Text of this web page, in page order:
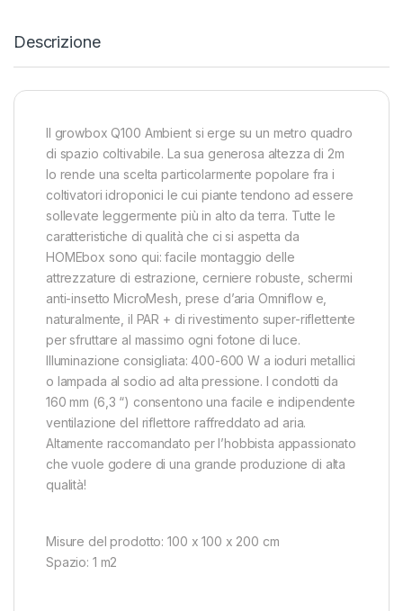
Descrizione
Il growbox Q100 Ambient si erge su un metro quadro
di spazio coltivabile. La sua generosa altezza di 2m
lo rende una scelta particolarmente popolare fra i
coltivatori idroponici le cui piante tendono ad essere
sollevate leggermente più in alto da terra. Tutte le
caratteristiche di qualità che ci si aspetta da
HOMEbox sono qui: facile montaggio delle
attrezzature di estrazione, cerniere robuste, schermi
anti-insetto MicroMesh, prese d’aria Omniflow e,
naturalmente, il PAR + di rivestimento super-riflettente
per sfruttare al massimo ogni fotone di luce.
Illuminazione consigliata: 400-600 W a ioduri metallici
o lampada al sodio ad alta pressione. I condotti da
160 mm (6,3 “) consentono una facile e indipendente
ventilazione del riflettore raffreddato ad aria.
Altamente raccomandato per l’hobbista appassionato
che vuole godere di una grande produzione di alta
qualità!
Misure del prodotto: 100 x 100 x 200 cm
Spazio: 1 m2